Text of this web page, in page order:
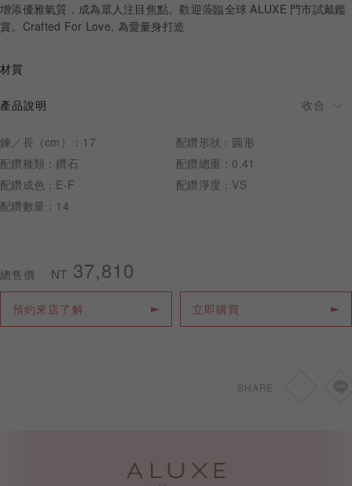
預約來店
增添優雅氣質，成為眾人注目焦點。歡迎蒞臨全球 ALUXE 門市試戴鑑
賞。Crafted For Love, 為愛量身打造
材質
產品說明
鍊／長（cm）：17
配鑽形狀：圓形
配鑽種類：鑽石
配鑽總重：0.41
配鑽成色：E-F
配鑽淨度：VS
配鑽數量：14
總售價 NT 37,810
立即購買
預約來店了解
SHARE